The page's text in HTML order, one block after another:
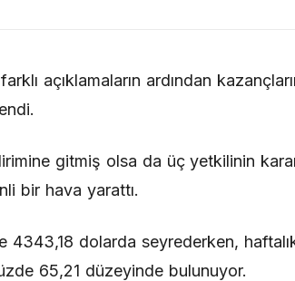
açıklamaların ardından
gitmiş olsa da üç yetkilinin
bir hava yarattı.
4343,18 dolarda seyrederken,
65,21 düzeyinde bulunuyor.